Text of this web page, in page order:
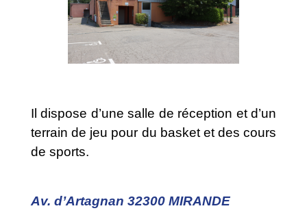
Il dispose d’une salle de réception et d’un
terrain de jeu pour du basket et des cours
de sports.
Av. d’Artagnan 32300 MIRANDE